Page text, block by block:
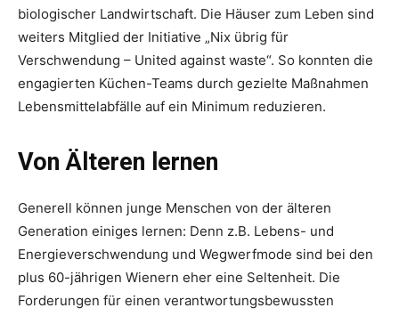
biologischer Landwirtschaft. Die Häuser zum Leben sind
weiters Mitglied der Initiative „Nix übrig für
Verschwendung – United against waste“. So konnten die
engagierten Küchen-Teams durch gezielte Maßnahmen
Lebensmittelabfälle auf ein Minimum reduzieren.
Von Älteren lernen
Generell können junge Menschen von der älteren
Generation einiges lernen: Denn z.B. Lebens- und
Energieverschwendung und Wegwerfmode sind bei den
plus 60-jährigen Wienern eher eine Seltenheit. Die
Forderungen für einen verantwortungsbewussten